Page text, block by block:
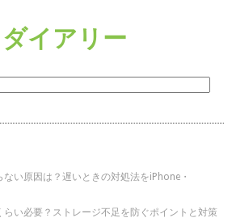
イアリー
い原因は？遅いときの対処法をiPhone・
い必要？ストレージ不足を防ぐポイントと対策